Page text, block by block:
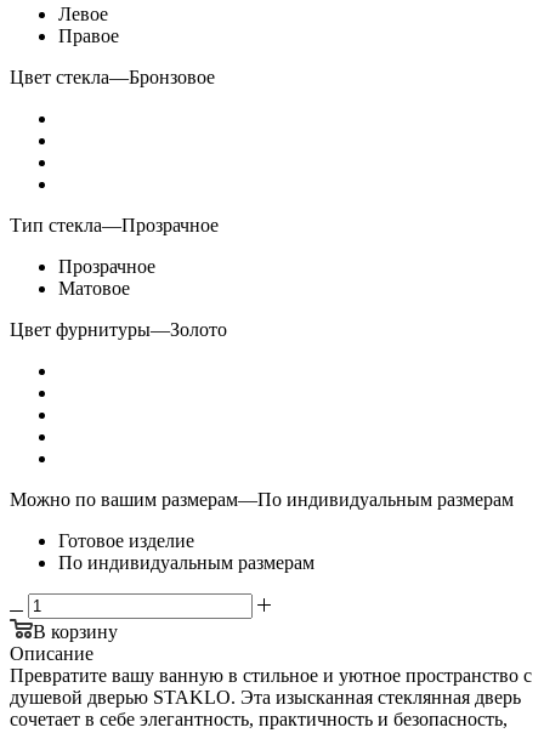
Левое
Правое
Цвет стекла—Бронзовое
Тип стекла—Прозрачное
Прозрачное
Матовое
Цвет фурнитуры—Золото
Можно по вашим размерам—По индивидуальным размерам
Готовое изделие
По индивидуальным размерам
В корзину
Описание
Превратите вашу ванную в стильное и уютное пространство с
душевой дверью STAKLO. Эта изысканная стеклянная дверь
сочетает в себе элегантность, практичность и безопасность,